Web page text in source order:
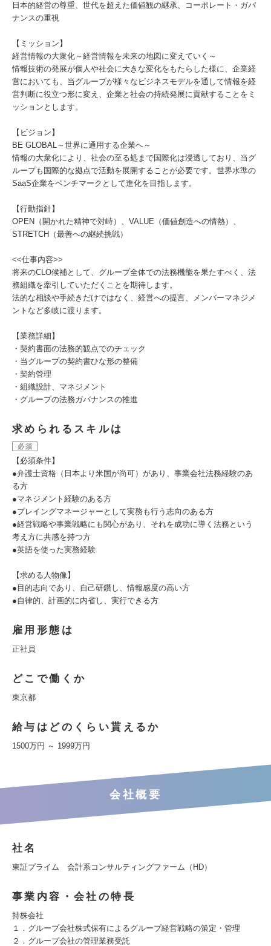
日本的経営の尊重、世代を超えた価値観の継承、コーポレート・ガバ
ナンスの重視
【ミッション】
経営情報の大衆化～経営情報を未来の地図に変えていく～
情報技術の発展が個人や社会に大きな変化をもたらした様に、企業経
営においても、当グループが様々なビジネスモデルを通して情報を経
営判断に役立つ形に変え、企業と社会の持続発展に貢献することをミ
ッションとします。
【ビジョン】
BE GLOBAL～世界に通用する企業へ～
情報の大衆化により、社会の至る処まで国際化は浸透しており、当グ
ループも国際的な拠点で活動を展開することが必要です。世界水準の
SaaS企業をベンチマークとして進化を目指します。
【行動指針】
OPEN（開かれた精神で対峙）、VALUE（価値創造への情熱）、
STRETCH（最善への継続挑戦）
<<仕事内容>>
将来のCLO候補として、グループ全体での法務機能を果たすべく、法
務組織を牽引していただくことを期待します。
法的な相談や手続きだけではなく、経営への提言、メンバーマネジメ
ントなど多岐に渡ります。
【業務詳細】
・契約書面の法務的観点でのチェック
・当グループの契約書ひな形の整備
・契約管理
・組織設計、マネジメント
・グループの法務ガバナンスの推進
求められるスキルは
必須
【必須条件】
●弁護士資格（日本より米国が尚可）があり、事業会社法務経験のあ
る方
●マネジメント経験のある方
●プレイングマネージャーとして実務も行う志向のある方
●経営戦略や事業戦略にも関心があり、それを成功に導く法務という
考え方に共感を持つ方
●英語を使った実務経験
【求める人物像】
●目的志向であり、自己研鑽し、情報感度の高い方
●自律的、計画的に内省し、実行できる方
雇用形態は
正社員
どこで働くか
東京都
給与はどのくらい貰えるか
1500万円 ～ 1999万円
会社概要
社名
東証プライム 会計系コンサルティングファーム（HD）
事業内容・会社の特長
持株会社
１．グループ会社株式保有によるグループ経営戦略の策定・管理
２．グループ会社の管理業務受託